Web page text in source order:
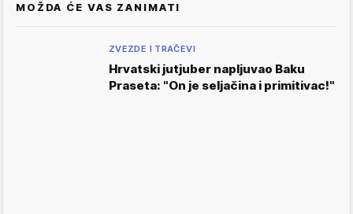
MOŽDA ĆE VAS ZANIMATI
ZVEZDE I TRAČEVI
Hrvatski jutjuber napljuvao Baku
Praseta: "On je seljačina i primitivac!"